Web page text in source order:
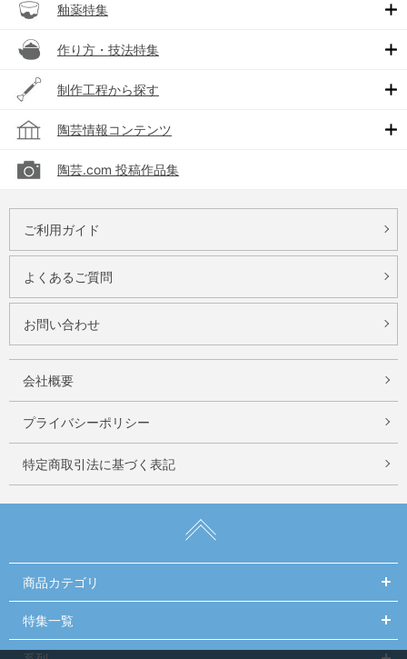
釉薬特集
作り方・技法特集
制作工程から探す
陶芸情報コンテンツ
陶芸.com 投稿作品集
ご利用ガイド
よくあるご質問
お問い合わせ
会社概要
プライバシーポリシー
特定商取引法に基づく表記
商品カテゴリ
特集一覧